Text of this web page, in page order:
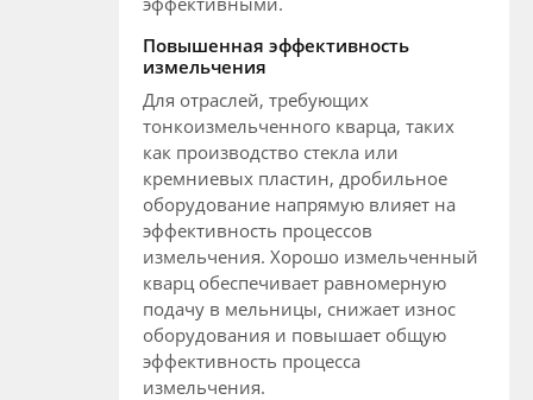
Повышенная эффективность
измельчения
Для отраслей, требующих
тонкоизмельченного кварца, таких
как производство стекла или
кремниевых пластин, дробильное
оборудование напрямую влияет на
эффективность процессов
измельчения. Хорошо измельченный
кварц обеспечивает равномерную
подачу в мельницы, снижает износ
оборудования и повышает общую
эффективность процесса
измельчения.